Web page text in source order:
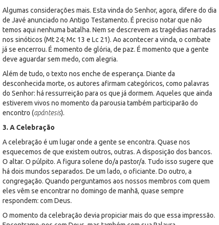
Algumas considerações mais. Esta vinda do Senhor, agora, difere do dia
de Javé anunciado no Antigo Testamento. É preciso notar que não
temos aqui nenhuma batalha. Nem se descrevem as tragédias narradas
nos sinóticos (Mt 24; Mc 13 e Lc 21). Ao acontecer a vinda, o combate
já se encerrou. É momento de glória, de paz. É momento que a gente
deve aguardar sem medo, com alegria.
Além de tudo, o texto nos enche de esperança. Diante da
desconhecida morte, os autores afirmam categóricos, como palavras
do Senhor: há ressurreição para os que já dormem. Aqueles que ainda
estiverem vivos no momento da parousia também participarão do
encontro (apántesis).
3. A Celebração
A celebração é um lugar onde a gente se encontra. Quase nos
esquecemos de que existem outros, outras. A disposição dos bancos.
O altar. O púlpito. A figura solene do/a pastor/a. Tudo isso sugere que
há dois mundos separados. De um lado, o oficiante. Do outro, a
congregação. Quando perguntamos aos nossos membros com quem
eles vêm se encontrar no domingo de manhã, quase sempre
respondem: com Deus.
O momento da celebração devia propiciar mais do que essa impressão.